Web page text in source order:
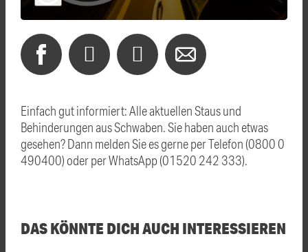
Einfach gut informiert: Alle aktuellen Staus und
Behinderungen aus Schwaben. Sie haben auch etwas
gesehen? Dann melden Sie es gerne per Telefon (0800 0
490400) oder per WhatsApp (01520 242 333).
DAS KÖNNTE DICH AUCH INTERESSIEREN